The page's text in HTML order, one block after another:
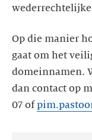
Op die manier
gaat om het
domeinnamen.
dan contact op
07 of